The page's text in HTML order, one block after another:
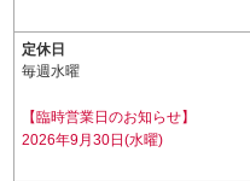
定休日
毎週水曜
【臨時営業日のお知らせ】
2026年9月30日(水曜)